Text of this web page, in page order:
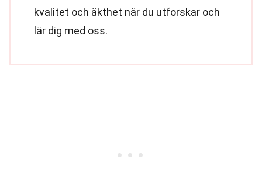
kvalitet och äkthet när du utforskar och
lär dig med oss.